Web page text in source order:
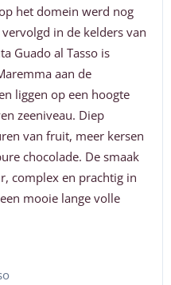
het domein werd nog
in de kelders van
Guado al Tasso is
aan de
liggen op een hoogte
zeeniveau. Diep
van fruit, meer kersen
chocolade. De smaak
complex en prachtig in
mooie lange volle